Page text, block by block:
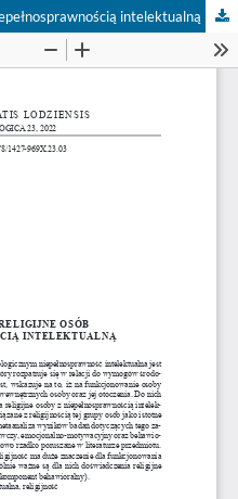
intelektualną